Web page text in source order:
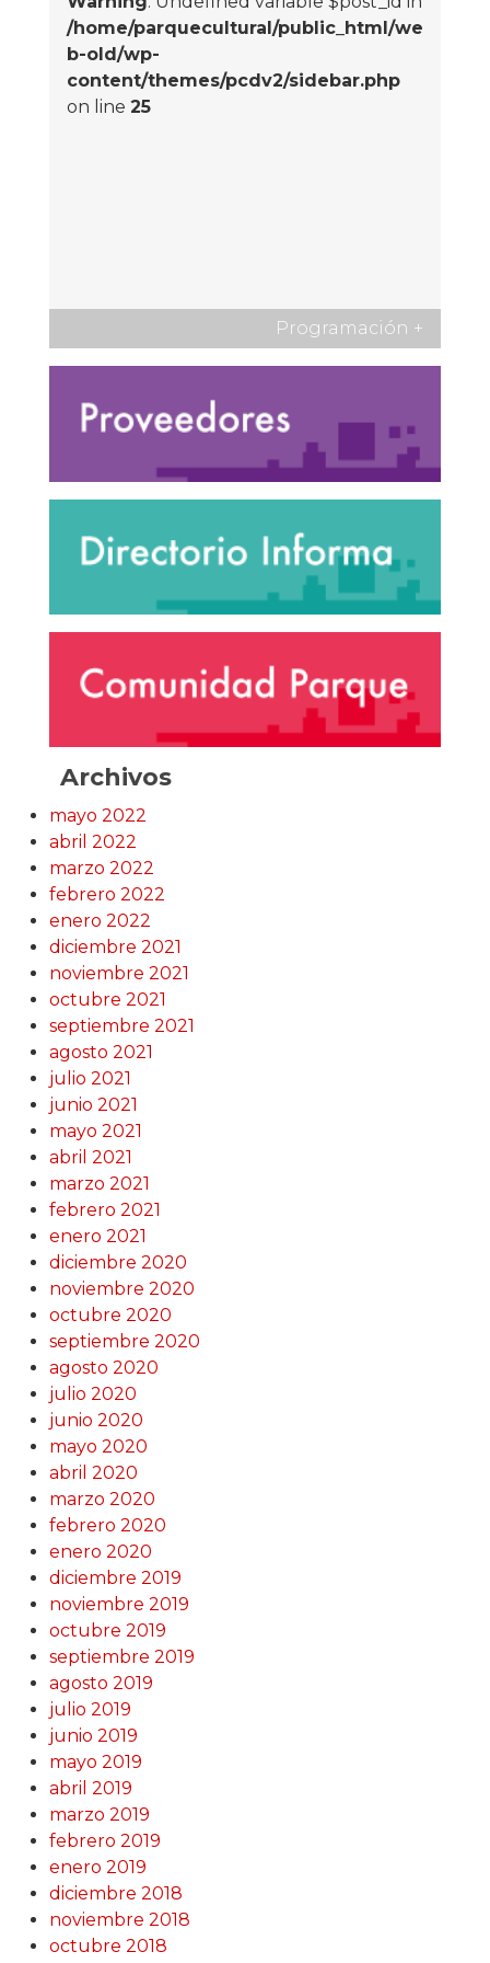
/home/parquecultural/public_html/we
b-old/wp-
content/themes/pcdv2/sidebar.php
on line 25
Programación +
Archivos
mayo 2022
abril 2022
marzo 2022
febrero 2022
enero 2022
diciembre 2021
noviembre 2021
octubre 2021
septiembre 2021
agosto 2021
julio 2021
junio 2021
mayo 2021
abril 2021
marzo 2021
febrero 2021
enero 2021
diciembre 2020
noviembre 2020
octubre 2020
septiembre 2020
agosto 2020
julio 2020
junio 2020
mayo 2020
abril 2020
marzo 2020
febrero 2020
enero 2020
diciembre 2019
noviembre 2019
octubre 2019
septiembre 2019
agosto 2019
julio 2019
junio 2019
mayo 2019
abril 2019
marzo 2019
febrero 2019
enero 2019
diciembre 2018
noviembre 2018
octubre 2018